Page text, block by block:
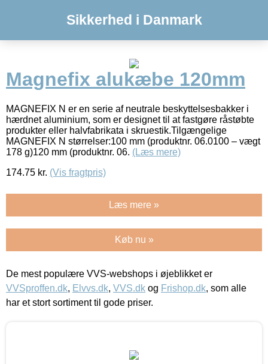
Sikkerhed i Danmark
Magnefix alukæbe 120mm
MAGNEFIX N er en serie af neutrale beskyttelsesbakker i
hærdnet aluminium, som er designet til at fastgøre råstøbte
produkter eller halvfabrikata i skruestik.Tilgængelige
MAGNEFIX N størrelser:100 mm (produktnr. 06.0100 – vægt
178 g)120 mm (produktnr. 06. (Læs mere)
174.75 kr. (Vis fragtpris)
Læs mere »
Køb nu »
De mest populære VVS-webshops i øjeblikket er
VVSproffen.dk, Elvvs.dk, VVS.dk og Frishop.dk, som alle
har et stort sortiment til gode priser.